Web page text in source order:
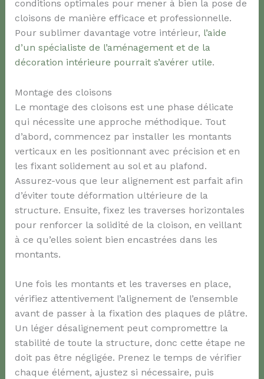
conditions optimales pour mener à bien la pose de
cloisons de manière efficace et professionnelle.
Pour sublimer davantage votre intérieur, l’aide
d’un spécialiste de l’aménagement et de la
décoration intérieure pourrait s’avérer utile.
Montage des cloisons
Le montage des cloisons est une phase délicate
qui nécessite une approche méthodique. Tout
d’abord, commencez par installer les montants
verticaux en les positionnant avec précision et en
les fixant solidement au sol et au plafond.
Assurez-vous que leur alignement est parfait afin
d’éviter toute déformation ultérieure de la
structure. Ensuite, fixez les traverses horizontales
pour renforcer la solidité de la cloison, en veillant
à ce qu’elles soient bien encastrées dans les
montants.
Une fois les montants et les traverses en place,
vérifiez attentivement l’alignement de l’ensemble
avant de passer à la fixation des plaques de plâtre.
Un léger désalignement peut compromettre la
stabilité de toute la structure, donc cette étape ne
doit pas être négligée. Prenez le temps de vérifier
chaque élément, ajustez si nécessaire, puis